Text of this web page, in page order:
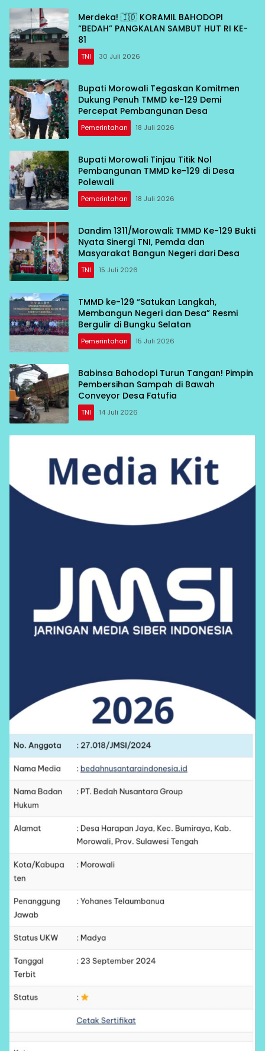
Merdeka! 🇮🇩 KORAMIL BAHODOPI
“BEDAH” PANGKALAN SAMBUT HUT RI KE-
81
TNI 30 Juli 2026
Bupati Morowali Tegaskan Komitmen
Dukung Penuh TMMD ke-129 Demi
Percepat Pembangunan Desa
Pemerintahan 18 Juli 2026
Bupati Morowali Tinjau Titik Nol
Pembangunan TMMD ke-129 di Desa
Polewali
Pemerintahan 18 Juli 2026
Dandim 1311/Morowali: TMMD Ke-129 Bukti
Nyata Sinergi TNI, Pemda dan
Masyarakat Bangun Negeri dari Desa
TNI 15 Juli 2026
TMMD ke-129 “Satukan Langkah,
Membangun Negeri dan Desa” Resmi
Bergulir di Bungku Selatan
Pemerintahan 15 Juli 2026
Babinsa Bahodopi Turun Tangan! Pimpin
Pembersihan Sampah di Bawah
Conveyor Desa Fatufia
TNI 14 Juli 2026